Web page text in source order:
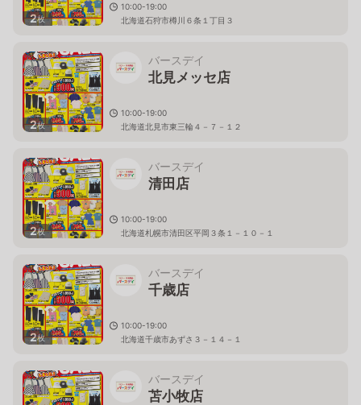
2枚
10:00-19:00
北海道石狩市樽川６条１丁目３
2枚
バースデイ
北見メッセ店
10:00-19:00
北海道北見市東三輪４－７－１２
2枚
バースデイ
清田店
10:00-19:00
北海道札幌市清田区平岡３条１－１０－１
2枚
バースデイ
千歳店
10:00-19:00
北海道千歳市あずさ３－１４－１
バースデイ
苫小牧店